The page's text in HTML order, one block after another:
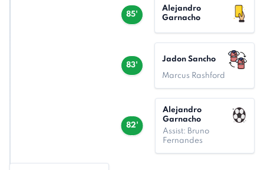
85'
Alejandro
Garnacho
83'
Jadon Sancho
Marcus Rashford
82'
Alejandro
Garnacho
Assist: Bruno
Fernandes